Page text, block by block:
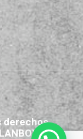
derechos